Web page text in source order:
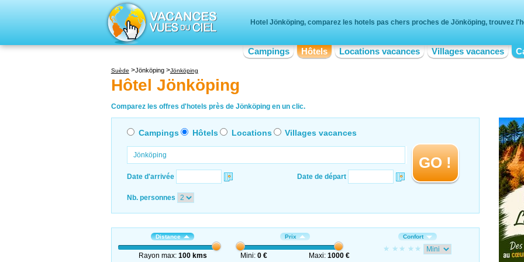
Hotel Jönköping, comparez les hotels pas chers proches de Jönköping, trouvez
Campings Hôtels Locations vacances Villages vacances
Suède Jönköping Jönköping
Hôtel Jönköping
Comparez les offres d'hotels près de Jönköping en un clic.
Campings Hôtels Locations Villages vacances
Date d'arrivée Date de départ
GO !
Nb. personnes
Distance
Rayon max: 100 kms
Prix
Mini:0 € Maxi: 1000 €
Confort